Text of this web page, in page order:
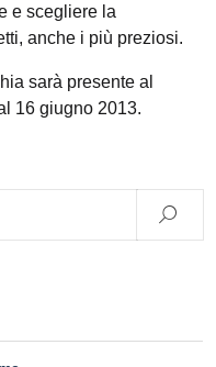
e scegliere la
anche i più preziosi.
sarà presente al
16 giugno 2013.